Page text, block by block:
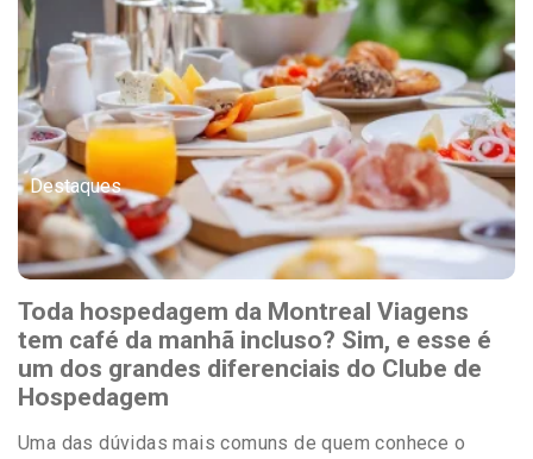
Destaques
Toda hospedagem da Montreal Viagens
tem café da manhã incluso? Sim, e esse é
um dos grandes diferenciais do Clube de
Hospedagem
Uma das dúvidas mais comuns de quem conhece o